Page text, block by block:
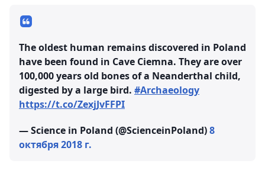
The oldest human remains discovered in Poland
have been found in Cave Ciemna. They are over
100,000 years old bones of a Neanderthal child,
digested by a large bird. #Archaeology
https://t.co/ZexjJvFFPI
— Science in Poland (@ScienceinPoland)8
октября 2018 г.